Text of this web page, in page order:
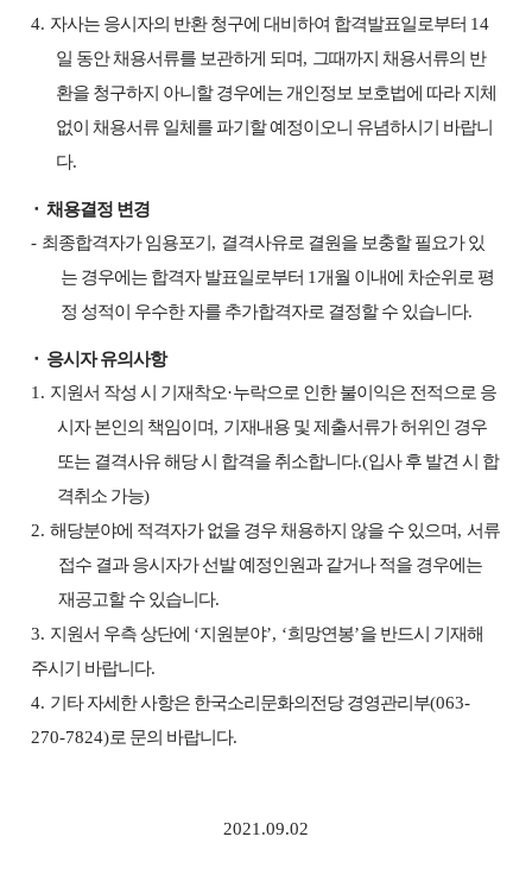
4. 자사는 응시자의 반환 청구에 대비하여 합격발표일로부터 14
일 동안 채용서류를 보관하게 되며, 그때까지 채용서류의 반
환을 청구하지 아니할 경우에는 개인정보 보호법에 따라 지체
없이 채용서류 일체를 파기할 예정이오니 유념하시기 바랍니
다.
⬝채용결정 변경
- 최종합격자가 임용포기 , 결격사유로 결원을 보충할 필요가 있
는 경우에는 합격자 발표일로부터 1 개월 이내에 차순위로 평
정 성적이 우수한 자를 추가합격자로 결정할 수 있습니다.
⬝ 응시자 유의사항
1. 지원서 작성 시 기재착오·누락으로 인한 불이익은 전적으로 응
시자 본인의 책임이며, 기재내용 및 제출서류가 허위인 경우
또는 결격사유 해당 시 합격을 취소합니다.(입사 후 발견 시 합
격취소 가능)
2.해당분야에 적격자가 없을 경우 채용하지 않을 수 있으며,서류
접수 결과 응시자가 선발 예정인원과 같거나 적을 경우에는
재공고할 수 있습니다.
3. 지원서 우측 상단에 ‘지원분야’, ‘희망연봉’을 반드시 기재해
주시기 바랍니다.
4. 기타 자세한 사항은 한국소리문화의전당 경영관리부(063-
270-7824)로 문의 바랍니다.
2021.09.02